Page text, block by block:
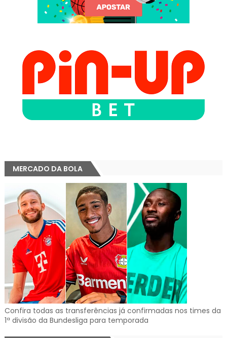
MERCADO DA BOLA
Confira todas as transferências já confirmadas nos times da
1ª divisão da Bundesliga para temporada